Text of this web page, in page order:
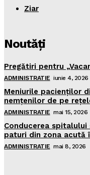
Ziar
Noutăţi
Pregătiri pentru
ADMINISTRATIE iunie 4, 2026
Meniurile pacienţilor
nemţenilor de pe
ADMINISTRATIE mai 15, 2026
Conducerea
paturi din zona acută
ADMINISTRATIE mai 8, 2026